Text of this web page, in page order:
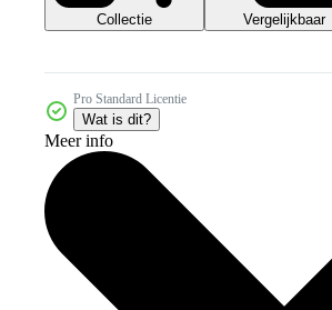
Collectie Vergelijkbaar
Pro Standard Licentie
Wat is dit?
Meer info